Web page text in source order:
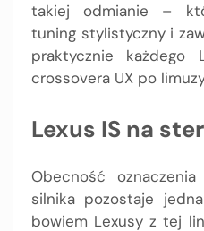
takiej odmianie –
tuning stylistyczny i
praktycznie każdego
crossovera UX po
Lexus IS na
Obecność
silnika pozostaje
bowiem Lexusy z tej